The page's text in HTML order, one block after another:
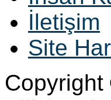
İletişim
Site